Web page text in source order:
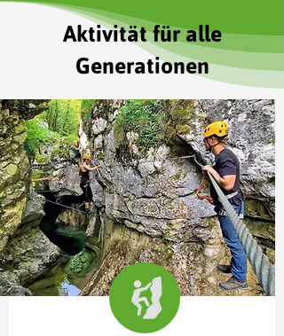
Aktivitätfür alle
Generationen